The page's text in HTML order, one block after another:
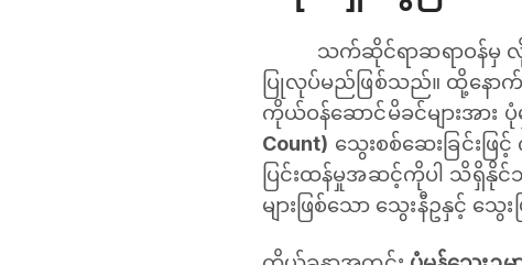
သက်ဆိုင်ရာဆရာဝန်မှ လိုအ
ပြုလုပ်မည်ဖြစ်သည်။ ထို့နော
ကိုယ်ဝန်ဆောင်မိခင်များအား
Count) သွေးစစ်ဆေးခြင်းဖြ
ပြင်းထန်မှုအဆင့်ကိုပါ သိရှိနို
များဖြစ်သော သွေးနီဥနှင့် သွ